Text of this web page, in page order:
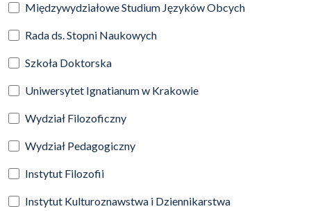
Międzywydziałowe Studium Języków Obcych
Rada ds. Stopni Naukowych
Szkoła Doktorska
Uniwersytet Ignatianum w Krakowie
Wydział Filozoficzny
Wydział Pedagogiczny
Instytut Filozofii
Instytut Kulturoznawstwa i Dziennikarstwa